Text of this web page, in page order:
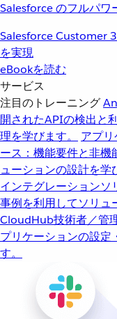
Salesforce のフルパワ
Salesforce Customer
を実現
eBookを読む
サービス
注目のトレーニング
開されたAPIの検出と
理を学びます。
アプ
ース：機能要件と非機
ューションの設計を学
インテグレーションソ
事例を利用してソリュ
CloudHub技術者／管
プリケーションの設定
す。